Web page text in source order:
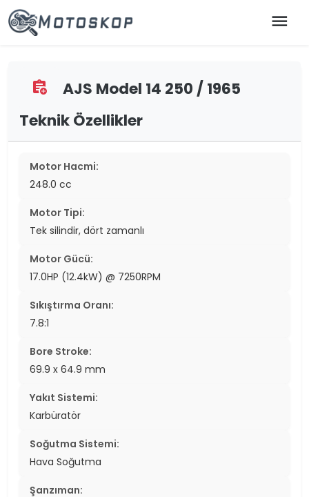
menu
assignment_add
AJS Model 14 250 / 1965
Teknik Özellikler
Motor Hacmi:
248.0 cc
Motor Tipi:
Tek silindir, dört zamanlı
Motor Gücü:
17.0HP (12.4kW) @ 7250RPM
Sıkıştırma Oranı:
7.8:1
Bore Stroke:
69.9 x 64.9 mm
Yakıt Sistemi:
Karbüratör
Soğutma Sistemi:
Hava Soğutma
Şanzıman: